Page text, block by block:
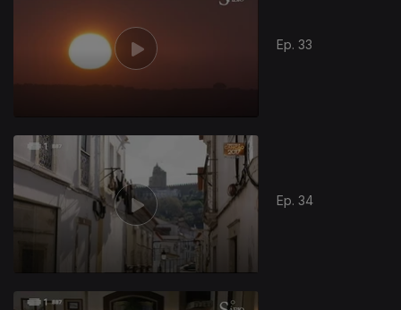
Ep. 33
Ep. 34
274992